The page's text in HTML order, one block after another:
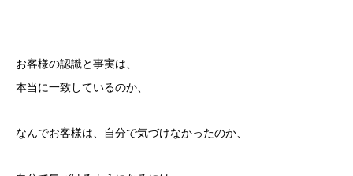
お客様の認識と事実は、
本当に一致しているのか、
なんでお客様は、自分で気づけなかったのか、